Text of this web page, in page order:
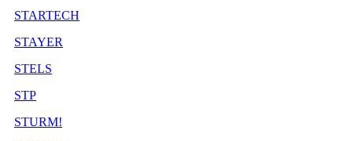
STARTECH
STAYER
STELS
STP
STURM!